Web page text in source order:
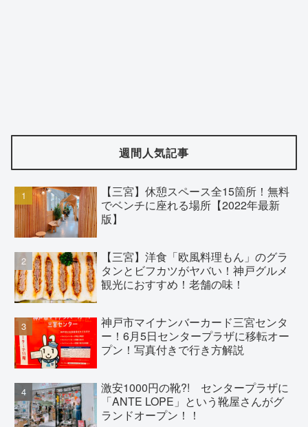
週間人気記事
【三宮】休憩スペース全15箇所！無料
でベンチに座れる場所【2022年最新
版】
【三宮】洋食「欧風料理もん」のグラ
タンとビフカツがヤバい！神戸グルメ
観光におすすめ！老舗の味！
神戸市マイナンバーカード三宮センタ
ー！6月5日センタープラザに移転オー
プン！写真付きで行き方解説
激安1000円の靴?! センタープラザに
「ANTE LOPE」という靴屋さんがグ
ランドオープン！！